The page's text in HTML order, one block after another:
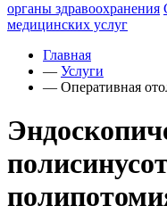
органы здравоохранения
медицинских услуг
Главная
— Услуги
— Оперативная